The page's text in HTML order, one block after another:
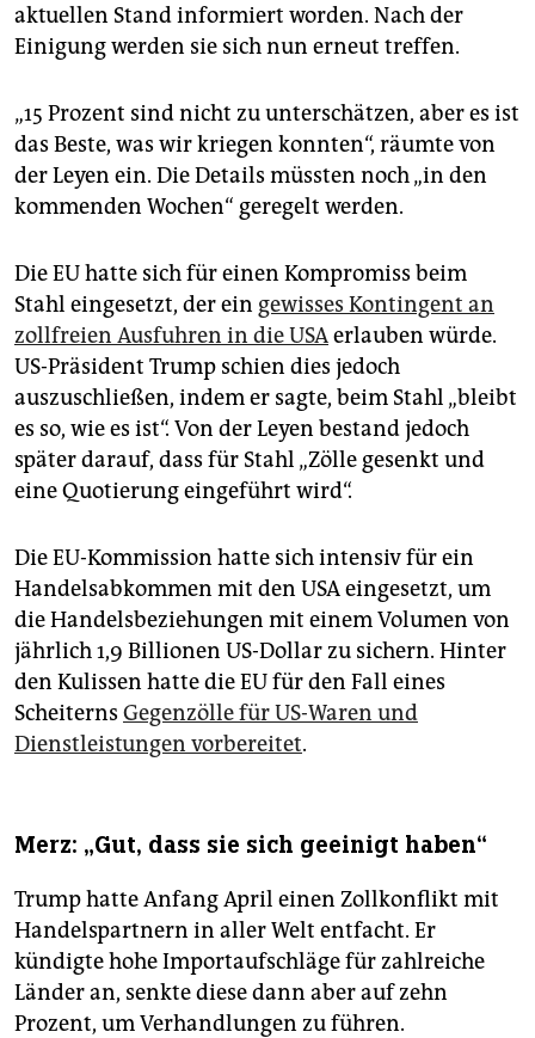
aktuellen Stand informiert worden. Nach der
Einigung werden sie sich nun erneut treffen.
„15 Prozent sind nicht zu unterschätzen, aber es ist
das Beste, was wir kriegen konnten“, räumte von
der Leyen ein. Die Details müssten noch „in den
kommenden Wochen“ geregelt werden.
Die EU hatte sich für einen Kompromiss beim
Stahl eingesetzt, der ein gewisses Kontingent an
zollfreien Ausfuhren in die USAerlauben würde.
US-Präsident Trump schien dies jedoch
auszuschließen, indem er sagte, beim Stahl „bleibt
es so, wie es ist“. Von der Leyen bestand jedoch
später darauf, dass für Stahl „Zölle gesenkt und
eine Quotierung eingeführt wird“.
Die EU-Kommission hatte sich intensiv für ein
Handelsabkommen mit den USA eingesetzt, um
die Handelsbeziehungen mit einem Volumen von
jährlich 1,9 Billionen US-Dollar zu sichern. Hinter
den Kulissen hatte die EU für den Fall eines
Scheiterns Gegenzölle für US-Waren und
Dienstleistungen vorbereitet.
Merz: „Gut, dass sie sich geeinigt haben“
Trump hatte Anfang April einen Zollkonflikt mit
Handelspartnern in aller Welt entfacht. Er
kündigte hohe Importaufschläge für zahlreiche
Länder an, senkte diese dann aber auf zehn
Prozent, um Verhandlungen zu führen.